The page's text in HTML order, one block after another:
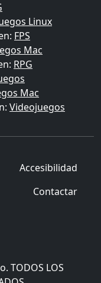
Linux
FPS
Mac
RPG
Mac
Videojuegos
Accesibilidad
Contactar
TODOS LOS